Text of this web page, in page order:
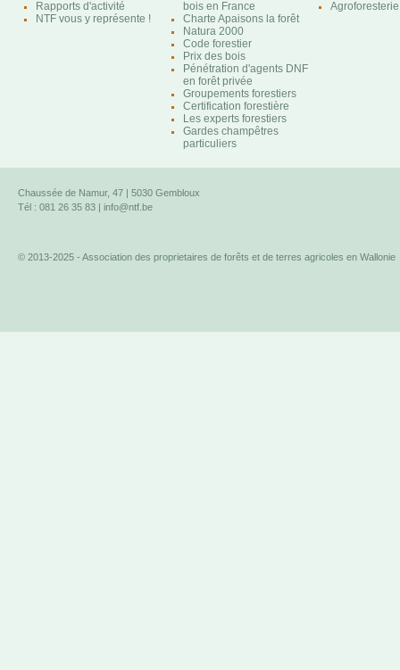
Rapports d'activité
NTF vous y représente !
bois en France
Charte Apaisons la forêt
Natura 2000
Code forestier
Prix des bois
Pénétration d'agents DNF
en forêt privée
Groupements forestiers
Certification forestière
Les experts forestiers
Gardes champêtres
particuliers
Chaussée de Namur, 47 | 5030 Gembloux
Tél : 081 26 35 83 | info@ntf.be
© 2013-2025 - Association des proprietaires de forêts et de terres agricoles en Wallonie